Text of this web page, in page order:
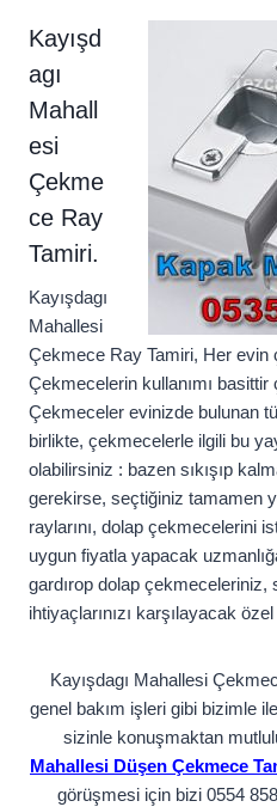
Kayışd
agı
Mahall
esi
Çekme
ce Ray
Tamiri.
Kayışdagı
Mahallesi
Çekmece Ray Tamiri, Her evin
Çekmecelerin kullanımı basittir
Çekmeceler evinizde bulunan
birlikte, çekmecelerle ilgili bu
olabilirsiniz : bazen sıkışıp
gerekirse, seçtiğiniz tamamen
raylarını, dolap çekmecelerini
uygun fiyatla yapacak
gardırop dolap çekmeceleriniz,
ihtiyaçlarınızı karşılayacak
Kayışdagı Mahallesi
genel bakım işleri gibi bizimle
sizinle konuşmaktan
Mahallesi Düşen Çekmece
görüşmesi için bizi 0554